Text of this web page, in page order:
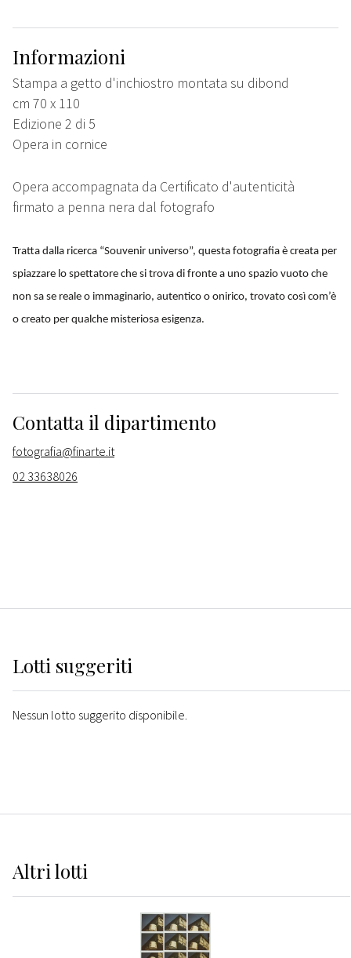
Informazioni
Stampa a getto d'inchiostro montata su dibond
cm 70 x 110
Edizione 2 di 5
Opera in cornice
Opera accompagnata da Certificato d'autenticità
firmato a penna nera dal fotografo
Tratta dalla ricerca “Souvenir universo”, questa fotografia è creata per
spiazzare lo spettatore che si trova di fronte a uno spazio vuoto che
non sa se reale o immaginario, autentico o onirico, trovato così com’è
o creato per qualche misteriosa esigenza.
Contatta il dipartimento
fotografia@finarte.it
02 33638026
Lotti suggeriti
Nessun lotto suggerito disponibile.
Altrilotti